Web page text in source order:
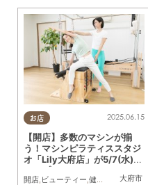
お店
大府市
2025.06.15
【開店】多数のマシンが揃
う！マシンピラティススタジ
オ「Lily大府店」が5/7(水)に
オープン
開店 ビューティー 健康 おひとりさま